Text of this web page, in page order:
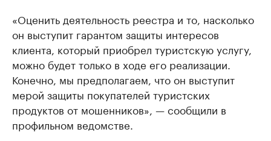
«Оценить деятельность реестра и то, насколько
он выступит гарантом защиты интересов
клиента, который приобрел туристскую услугу,
можно будет только в ходе его реализации.
Конечно, мы предполагаем, что он выступит
мерой защиты покупателей туристских
продуктов от мошенников», — сообщили в
профильном ведомстве.